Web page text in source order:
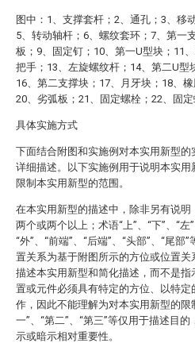
图中：1、支撑套杆；2、通孔；3、移
5、转动轴杆；6、螺纹套环；7、第一
板；9、固定钉；10、第一U型块；11、
把手；13、左旋螺纹杆；14、第二U型
16、第二支撑块；17、月牙块；18、橡
20、劣弧板；21、固定螺栓；22、固定
具体实施方式
下面结合附图和实施例对本实用新型的
详细描述。以下实施例用于说明本实用
限制本实用新型的范围。
在本实用新型的描述中，除非另有说明
两个或两个以上；术语“上”、“下”、“左”
“外”、“前端”、“后端”、“头部”、“尾部
置关系为基于附图所示的方位或位置关
描述本实用新型和简化描述，而不是指
置或元件必须具有特定的方位、以特定
作，因此不能理解为对本实用新型的限
一”、“第二”、“第三”等仅用于描述目
示或暗示相对重要性。